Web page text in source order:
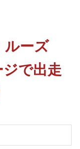
ーズ
で出走